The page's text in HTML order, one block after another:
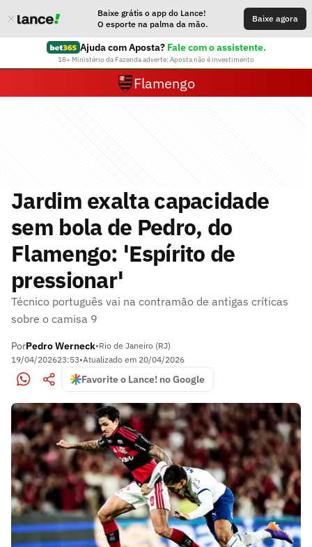
Baixe grátis o app do Lance!
O esporte na palma da mão.
Baixe agora
Ajuda com Aposta? Fale com o assistente.
18+ Ministério da Fazenda adverte: Aposta não é investimento
Flamengo
Jardim exalta capacidade
sem bola de Pedro, do
Flamengo: 'Espírito de
pressionar'
Técnico português vai na contramão de antigas críticas
sobre o camisa 9
PorPedro Werneck•Rio de Janeiro (RJ)
19/04/202623:53•Atualizado em 20/04/2026
Favorite o Lance! no Google